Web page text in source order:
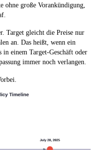
große Vorankündigung,
Target gleicht die Preise nur
an. Das heißt, wenn ein
einem Target-Geschäft oder
immer noch verlangen.